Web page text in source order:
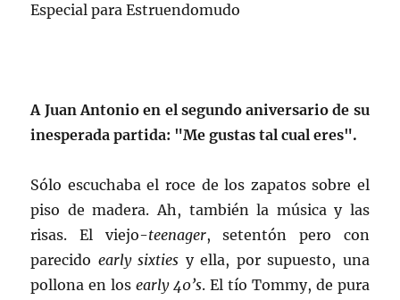
Especial para Estruendomudo
A Juan Antonio en el segundo aniversario de su
inesperada partida: "Me gustas tal cual eres".
Sólo escuchaba el roce de los zapatos sobre el
piso de madera. Ah, también la música y las
risas. El viejo-teenager, setentón pero con
parecido early sixties y ella, por supuesto, una
pollona en losearly 40’s. El tío Tommy, de pura